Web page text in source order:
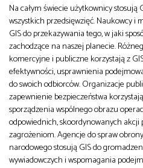
Na całym świecie użytkownicy stosują
wszystkich przedsięwzięć. Naukowcy i
GIS do przekazywania tego, w jaki
zachodzące na naszej planecie.
komercyjne i publiczne korzystają z
efektywności, usprawnienia
do swoich odbiorców. Organizacje
zapewnienie bezpieczeństwa
sporządzenia wspólnego obrazu
odpowiednich, skoordynowanych akcji
zagrożeniom. Agencje do spraw
narodowego stosują GIS do
wywiadowczych i wspomagania